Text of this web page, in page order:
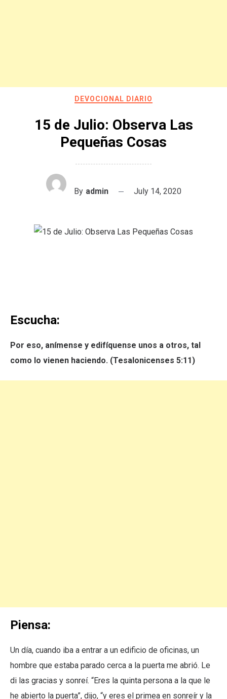
DEVOCIONAL DIARIO
15 de Julio: Observa Las
Pequeñas Cosas
By admin July 14, 2020
Escucha:
Por eso, anímense y edifíquense unos a otros, tal
como lo vienen haciendo. (Tesalonicenses 5:11)
Piensa:
Un día, cuando iba a entrar a un edificio de oficinas, un
hombre que estaba parado cerca a la puerta me abrió. Le
di las gracias y sonreí. “Eres la quinta persona a la que le
he abierto la puerta”, dijo, “y eres el primea en sonreír y la